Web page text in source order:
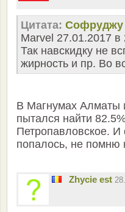
Цитата: Софруджу
Marvel 27.01.2017 в
Так навскидку не
жирность и пр. Во
В Магнумах Алматы
пытался найти
Петропавловское. И
попалось, не помню
Zhycie est